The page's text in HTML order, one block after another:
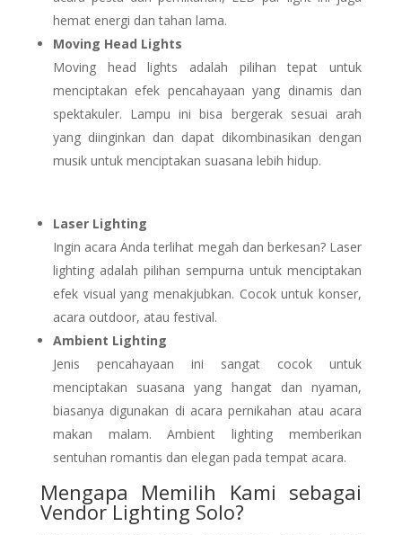
hemat energi dan tahan lama.
Moving Head Lights
Moving head lights adalah pilihan tepat untuk
menciptakan efek pencahayaan yang dinamis dan
spektakuler. Lampu ini bisa bergerak sesuai arah
yang diinginkan dan dapat dikombinasikan dengan
musik untuk menciptakan suasana lebih hidup.
Laser Lighting
Ingin acara Anda terlihat megah dan berkesan? Laser
lighting adalah pilihan sempurna untuk menciptakan
efek visual yang menakjubkan. Cocok untuk konser,
acara outdoor, atau festival.
Ambient Lighting
Jenis pencahayaan ini sangat cocok untuk
menciptakan suasana yang hangat dan nyaman,
biasanya digunakan di acara pernikahan atau acara
makan malam. Ambient lighting memberikan
sentuhan romantis dan elegan pada tempat acara.
Mengapa Memilih Kami sebagai
Vendor Lighting Solo?